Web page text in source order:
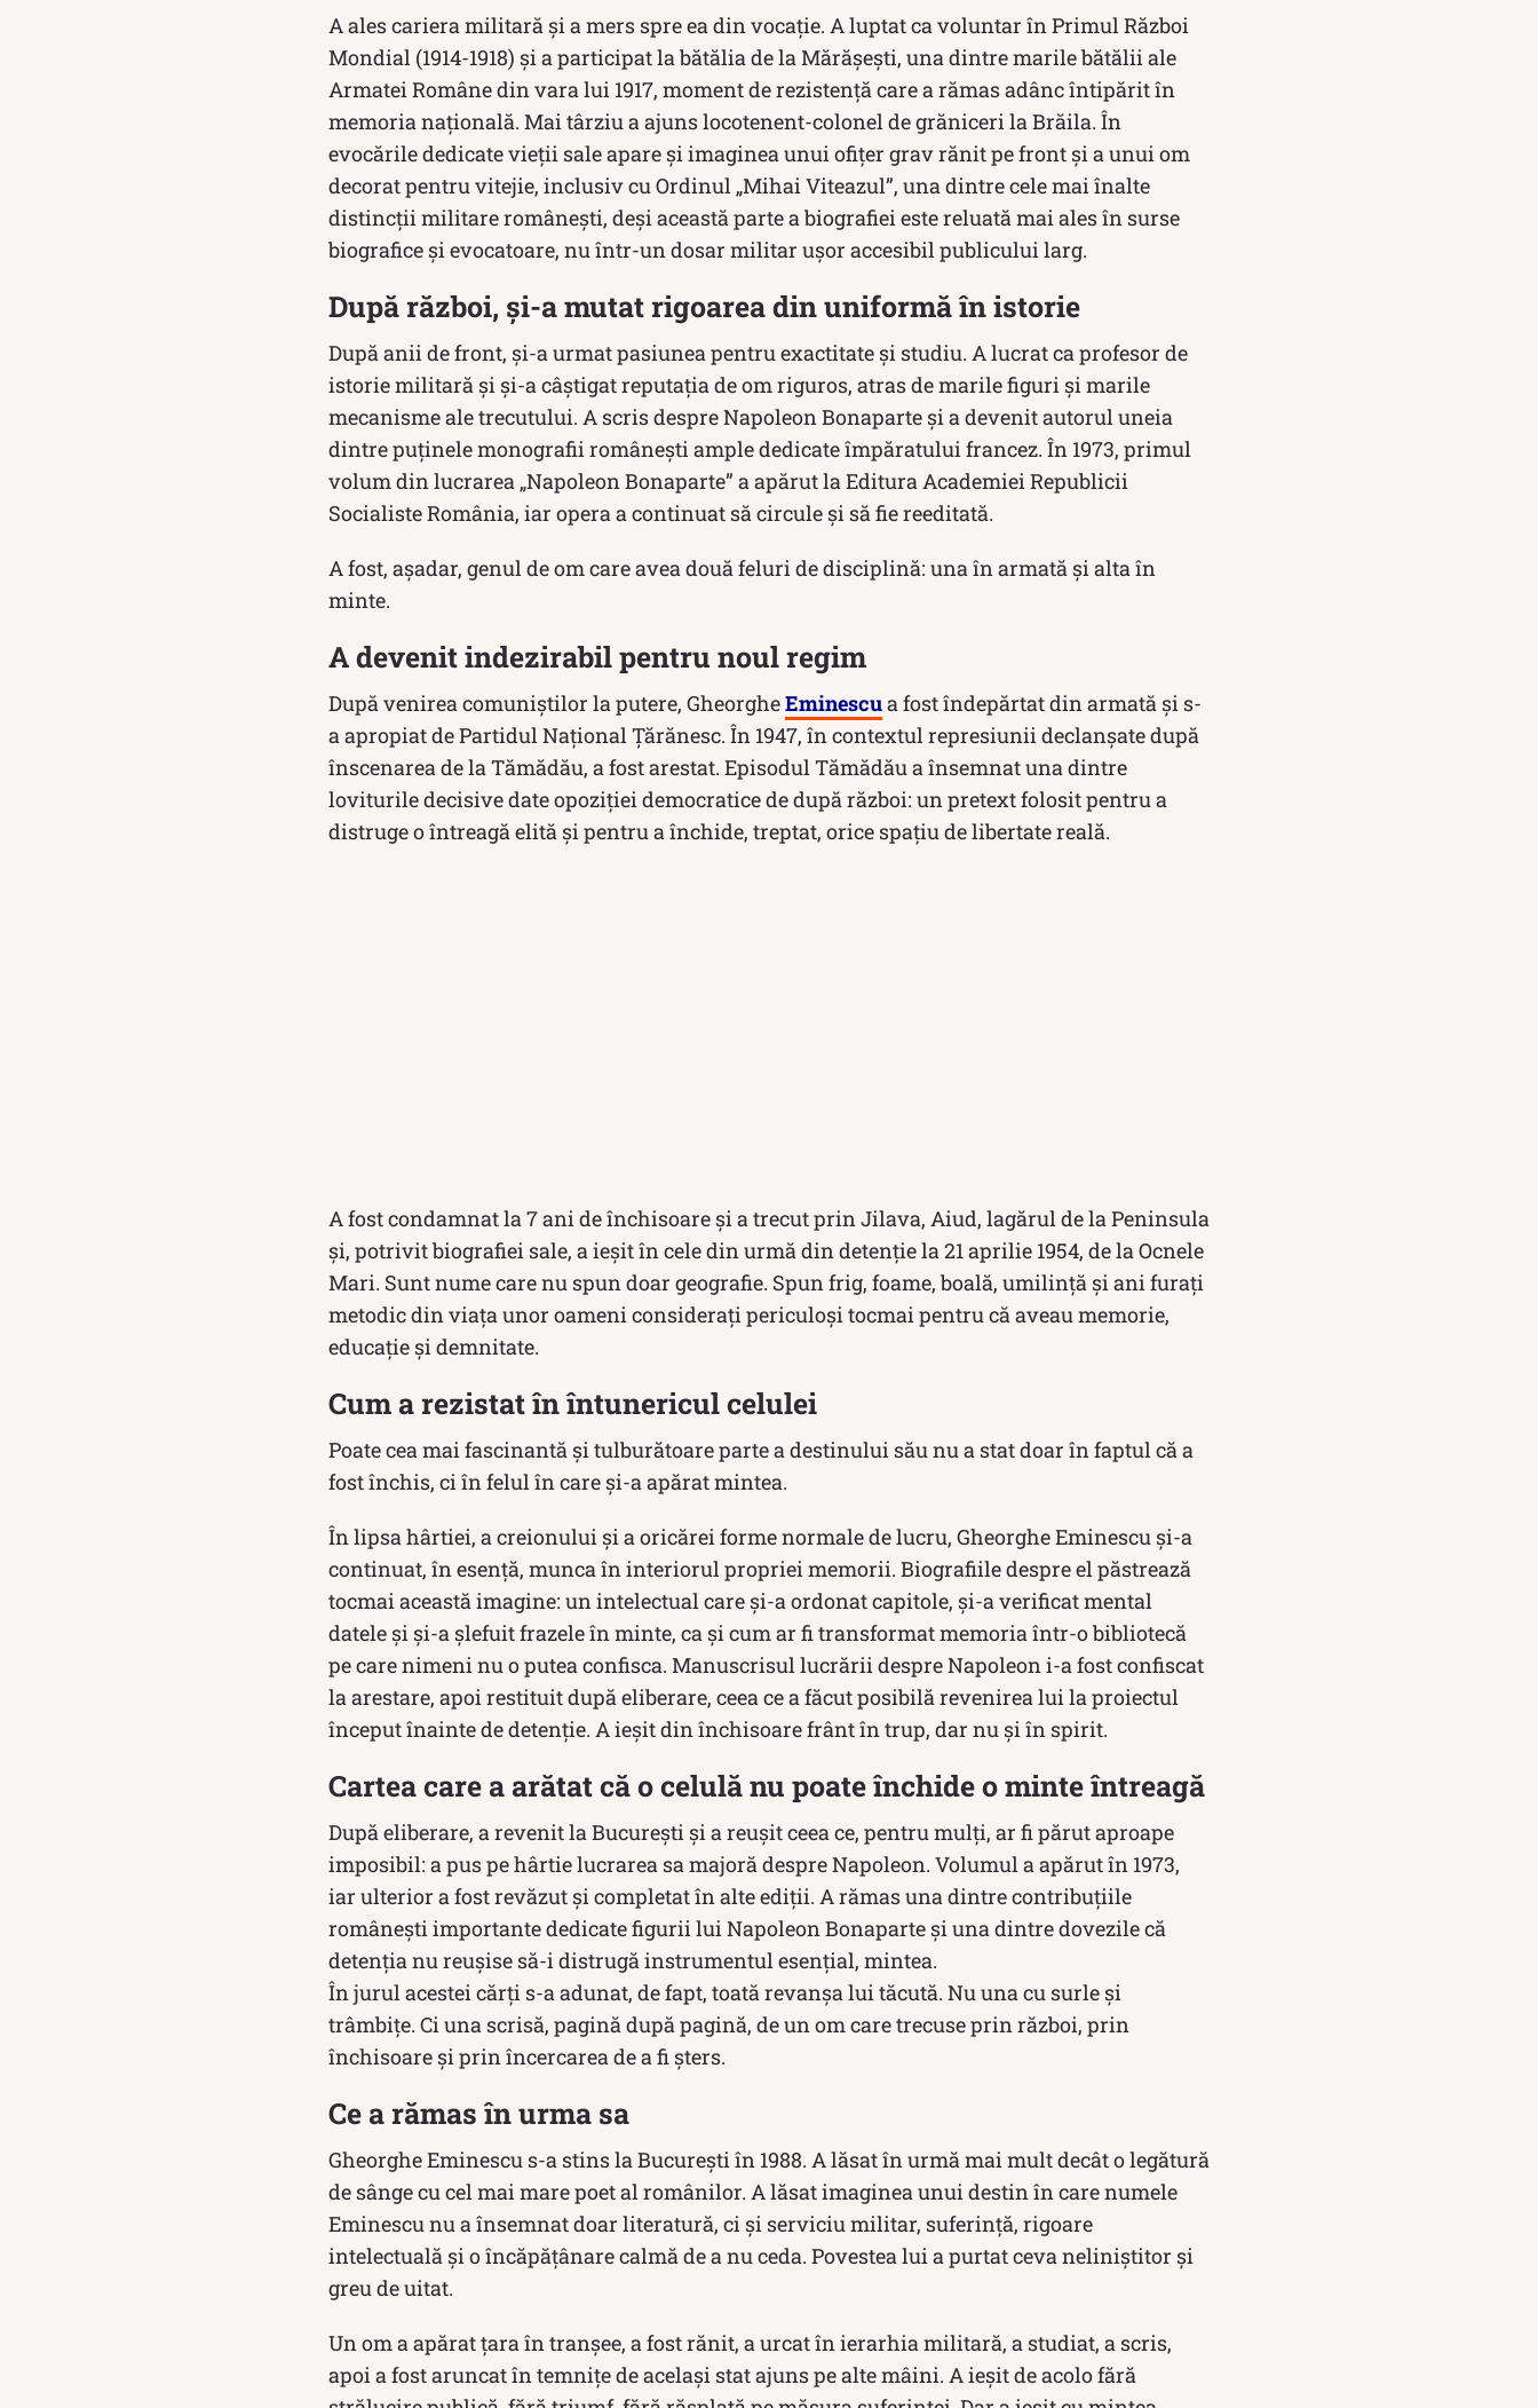
A ales cariera militară și a mers spre ea din vocație. A luptat ca voluntar în Primul Război
Mondial (1914-1918) și a participat la bătălia de la Mărășești, una dintre marile bătălii ale
Armatei Române din vara lui 1917, moment de rezistență care a rămas adânc întipărit în
memoria națională. Mai târziu a ajuns locotenent-colonel de grăniceri la Brăila. În
evocările dedicate vieții sale apare și imaginea unui ofițer grav rănit pe front și a unui om
decorat pentru vitejie, inclusiv cu Ordinul „Mihai Viteazul”, una dintre cele mai înalte
distincții militare românești, deși această parte a biografiei este reluată mai ales în surse
biografice și evocatoare, nu într-un dosar militar ușor accesibil publicului larg.
După război, și-a mutat rigoarea din uniformă în istorie
După anii de front, și-a urmat pasiunea pentru exactitate și studiu. A lucrat ca profesor de
istorie militară și și-a câștigat reputația de om riguros, atras de marile figuri și marile
mecanisme ale trecutului. A scris despre Napoleon Bonaparte și a devenit autorul uneia
dintre puținele monografii românești ample dedicate împăratului francez. În 1973, primul
volum din lucrarea „Napoleon Bonaparte” a apărut la Editura Academiei Republicii
Socialiste România, iar opera a continuat să circule și să fie reeditată.
A fost, așadar, genul de om care avea două feluri de disciplină: una în armată și alta în
minte.
A devenit indezirabil pentru noul regim
După venirea comuniștilor la putere, GheorgheEminescua fost îndepărtat din armată și s-
a apropiat de Partidul Național Țărănesc. În 1947, în contextul represiunii declanșate după
înscenarea de la Tămădău, a fost arestat. Episodul Tămădău a însemnat una dintre
loviturile decisive date opoziției democratice de după război: un pretext folosit pentru a
distruge o întreagă elită și pentru a închide, treptat, orice spațiu de libertate reală.
A fost condamnat la 7 ani de închisoare și a trecut prin Jilava, Aiud, lagărul de la Peninsula
și, potrivit biografiei sale, a ieșit în cele din urmă din detenție la 21 aprilie 1954, de la Ocnele
Mari. Sunt nume care nu spun doar geografie. Spun frig, foame, boală, umilință și ani furați
metodic din viața unor oameni considerați periculoși tocmai pentru că aveau memorie,
educație și demnitate.
Cum a rezistat în întunericul celulei
Poate cea mai fascinantă şi tulburătoare parte a destinului său nu a stat doar în faptul că a
fost închis, ci în felul în care și-a apărat mintea.
În lipsa hârtiei, a creionului și a oricărei forme normale de lucru, Gheorghe Eminescu și-a
continuat, în esență, munca în interiorul propriei memorii. Biografiile despre el păstrează
tocmai această imagine: un intelectual care și-a ordonat capitole, și-a verificat mental
datele și și-a șlefuit frazele în minte, ca și cum ar fi transformat memoria într-o bibliotecă
pe care nimeni nu o putea confisca. Manuscrisul lucrării despre Napoleon i-a fost confiscat
la arestare, apoi restituit după eliberare, ceea ce a făcut posibilă revenirea lui la proiectul
început înainte de detenție. A ieșit din închisoare frânt în trup, dar nu și în spirit.
Cartea care a arătat că o celulă nu poate închide o minte întreagă
După eliberare, a revenit la București și a reușit ceea ce, pentru mulți, ar fi părut aproape
imposibil: a pus pe hârtie lucrarea sa majoră despre Napoleon. Volumul a apărut în 1973,
iar ulterior a fost revăzut și completat în alte ediții. A rămas una dintre contribuțiile
românești importante dedicate figurii lui Napoleon Bonaparte și una dintre dovezile că
detenția nu reușise să-i distrugă instrumentul esențial, mintea.
În jurul acestei cărți s-a adunat, de fapt, toată revanșa lui tăcută. Nu una cu surle şi
trâmbiţe. Ci una scrisă, pagină după pagină, de un om care trecuse prin război, prin
închisoare și prin încercarea de a fi șters.
Ce a rămas în urma sa
Gheorghe Eminescu s-a stins la București în 1988. A lăsat în urmă mai mult decât o legătură
de sânge cu cel mai mare poet al românilor. A lăsat imaginea unui destin în care numele
Eminescu nu a însemnat doar literatură, ci și serviciu militar, suferință, rigoare
intelectuală și o încăpățânare calmă de a nu ceda. Povestea lui a purtat ceva neliniștitor și
greu de uitat.
Un om a apărat țara în tranșee, a fost rănit, a urcat în ierarhia militară, a studiat, a scris,
apoi a fost aruncat în temnițe de același stat ajuns pe alte mâini. A ieșit de acolo fără